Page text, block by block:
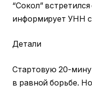
“Сокол”
информирует УНН
Детали
Стартовую 20-
в равной борьбе.